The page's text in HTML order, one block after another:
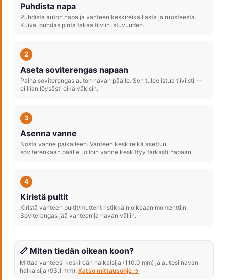
Puhdista napa
Puhdista auton napa ja vanteen keskireikä liasta ja ruosteesta.
Kuiva, puhdas pinta takaa tiiviin istuvuuden.
2
Aseta soviterengas napaan
Paina soviterengas auton navan päälle. Sen tulee istua tiiviisti —
ei liian löysästi eikä väkisin.
3
Asenna vanne
Nosta vanne paikalleen. Vanteen keskireikä asettuu
soviterenkaan päälle, jolloin vanne keskittyy tarkasti napaan.
4
Kiristä pultit
Kiristä vanteen pultit/mutterit ristikkäin oikeaan momenttiin.
Soviterengas jää vanteen ja navan väliin.
📏 Miten tiedän oikean koon?
Mittaa vanteesi keskireän halkaisija (110.0 mm) ja autosi navan
halkaisija (93.1 mm). Katso mittausohje →